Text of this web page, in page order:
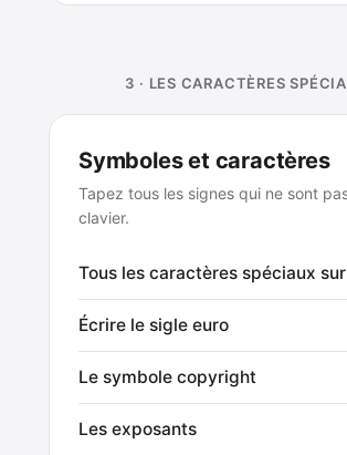
3 · LES CARACTÈRES
Symboles et caractères
Tapez tous les signes qui ne sont
clavier.
Tous les caractères spéciaux
Écrire le sigle euro
Le symbole copyright
Les exposants